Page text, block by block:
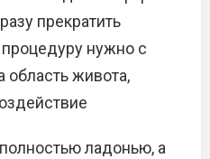
прекратить
нужно с
область живота,
ладонью, а